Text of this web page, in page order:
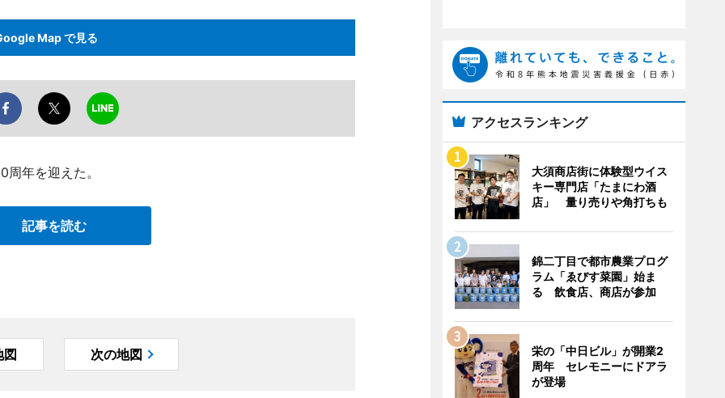
Map で見る
年を迎えた。
記事を読む
図 次の地図
アクセスランキング
大須商店街に体験型ウイス
キー専門店「たまにわ酒
店」 量り売りや角打ちも
錦二丁目で都市農業プログ
ラム「ゑびす菜園」始ま
る 飲食店、商店が参加
栄の「中日ビル」が開業2
周年 セレモニーにドアラ
が登場